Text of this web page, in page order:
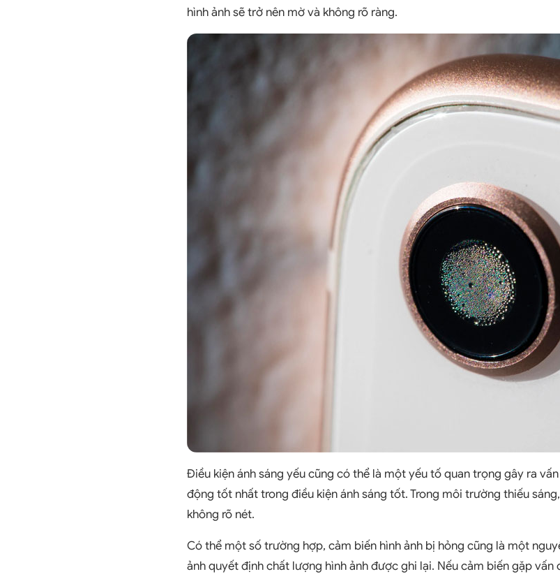
hình ảnh sẽ trở nên mờ và không rõ ràng.
Điều kiện ánh sáng yếu cũng có thể là một yếu tố quan trọng gây ra
động tốt nhất trong điều kiện ánh sáng tốt. Trong môi trường thiếu
không rõ nét.
Có thể một số trường hợp, cảm biến hình ảnh bị hỏng cũng là một
ảnh quyết định chất lượng hình ảnh được ghi lại. Nếu cảm biến gặp vấn